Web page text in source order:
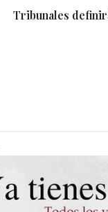
Tribunales